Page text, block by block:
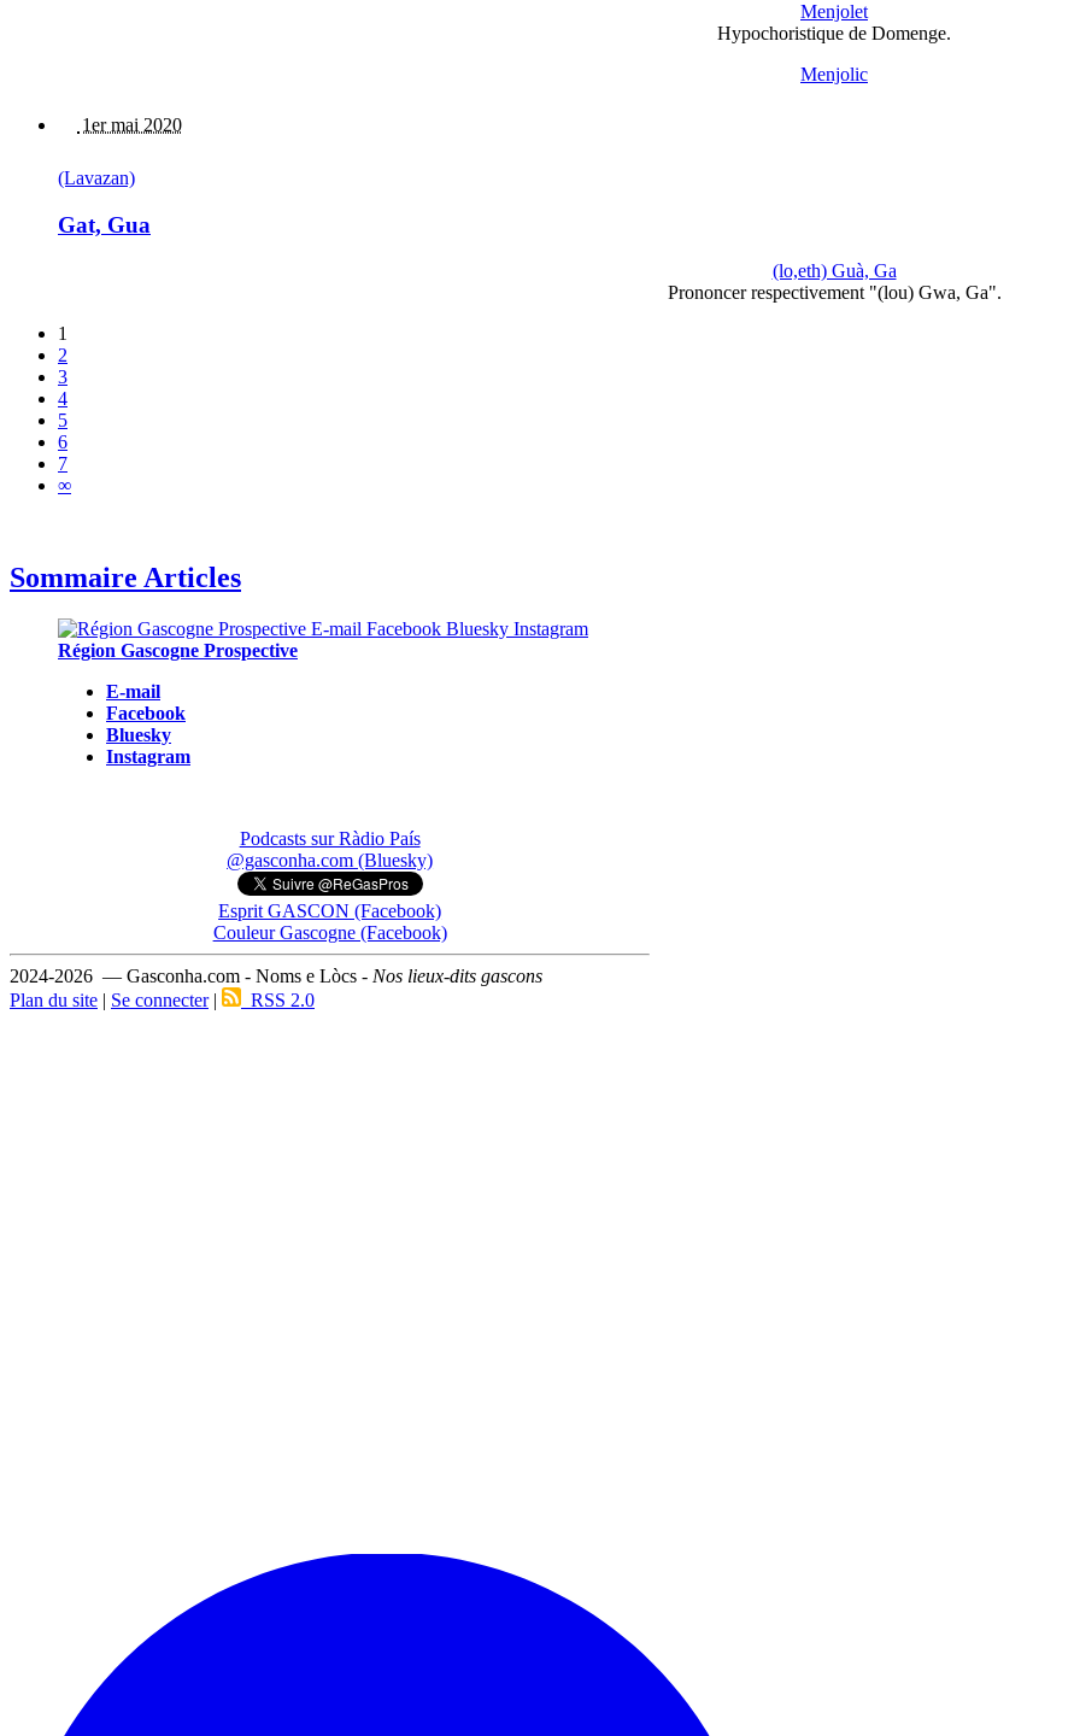
Menjolet
Hypochoristique de Domenge.
Menjolic
1er mai 2020
(Lavazan)
Gat, Gua
(lo,eth) Guà, Ga
Prononcer respectivement "(lou) Gwa, Ga".
1
2
3
4
5
6
7
∞
Sommaire Articles
Région Gascogne Prospective
E-mail
Facebook
Bluesky
Instagram
Podcasts sur Ràdio País
@gasconha.com (Bluesky)
Esprit GASCON (Facebook)
Couleur Gascogne (Facebook)
2024-2026 — Gasconha.com - Noms e Lòcs - Nos lieux-dits gascons
Plan du site | Se connecter| RSS 2.0